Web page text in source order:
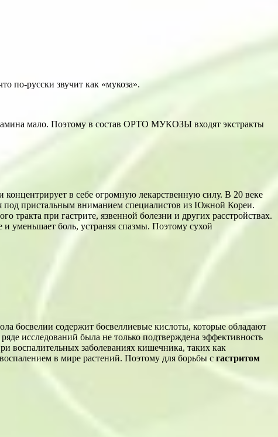
по-русски звучит как «мукоза».
мало. Поэтому в состав ОРТО МУКОЗЫ входят экстракты
в себе огромную лекарственную силу. В 20 веке
под пристальным вниманием специалистов из Южной Кореи.
тракта при гастрите, язвенной болезни и других расстройствах.
уменьшает боль, устраняя спазмы. Поэтому сухой
босвелии содержит босвеллиевые кислоты, которые обладают
исследований была не только подтверждена эффективность
воспалительных заболеваниях кишечника, таких как
в мире растений. Поэтому для борьбы с гастритом